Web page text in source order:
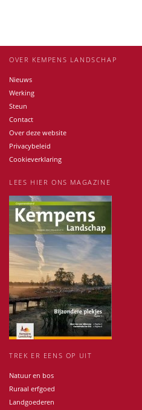
OVER KEMPENS LANDSCHAP
Nieuws
Werking
Steun
Contact
Over deze website
Privacybeleid
Cookieverklaring
LEES HIER ONS MAGAZINE
TREK ER EENS OP UIT
Natuur en bos
Ruraal erfgoed
Landgoederen